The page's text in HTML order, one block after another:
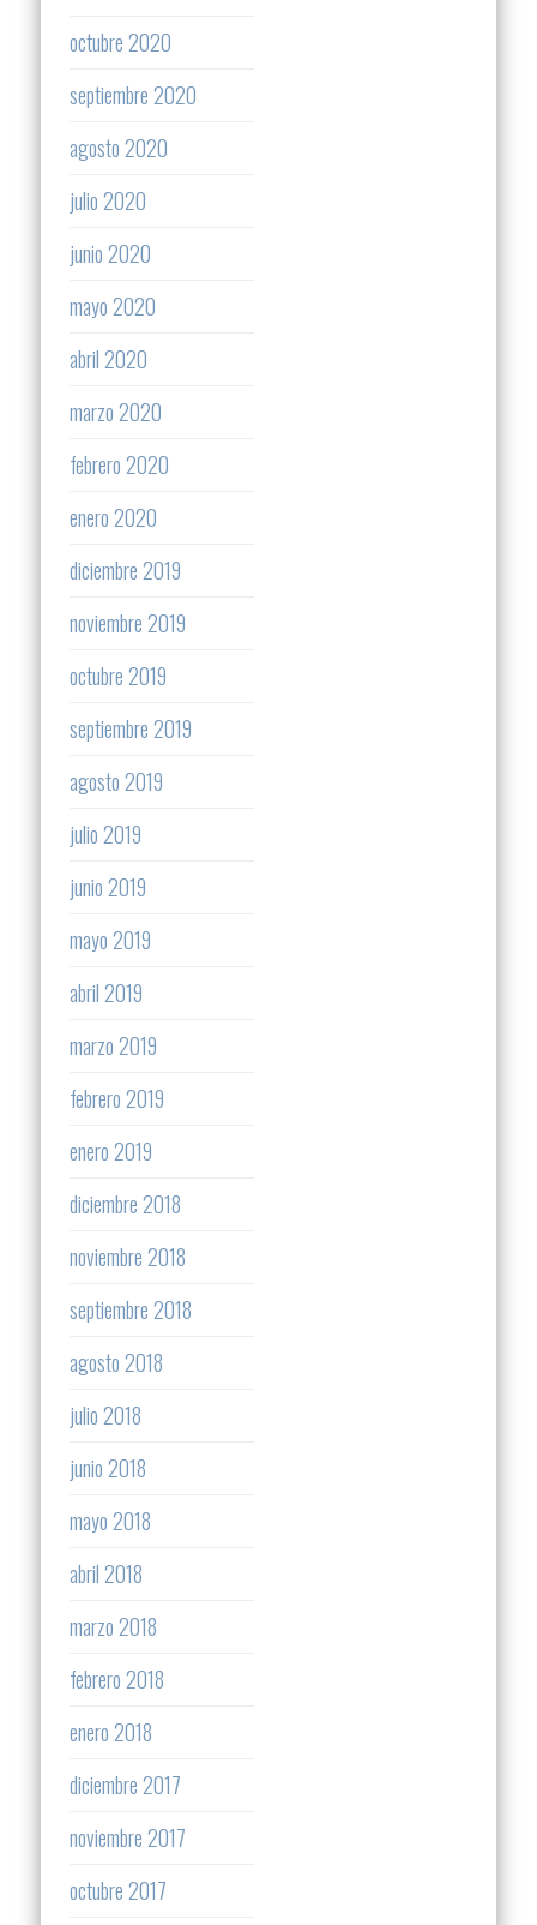
octubre 2020
septiembre 2020
agosto 2020
julio 2020
junio 2020
mayo 2020
abril 2020
marzo 2020
febrero 2020
enero 2020
diciembre 2019
noviembre 2019
octubre 2019
septiembre 2019
agosto 2019
julio 2019
junio 2019
mayo 2019
abril 2019
marzo 2019
febrero 2019
enero 2019
diciembre 2018
noviembre 2018
septiembre 2018
agosto 2018
julio 2018
junio 2018
mayo 2018
abril 2018
marzo 2018
febrero 2018
enero 2018
diciembre 2017
noviembre 2017
octubre 2017